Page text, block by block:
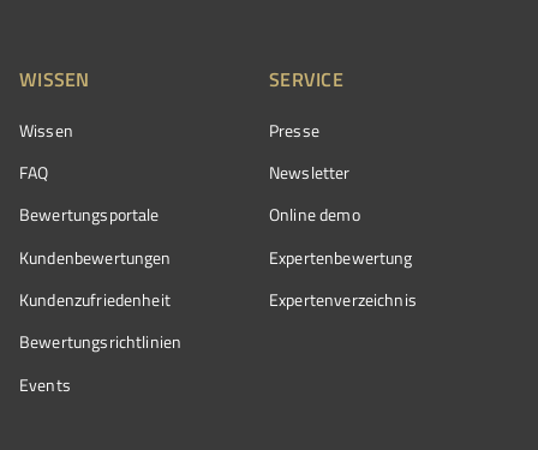
WISSEN
Wissen
FAQ
Bewertungsportale
Kundenbewertungen
Kundenzufriedenheit
Bewertungs­richtlinien
Events
SERVICE
Presse
Newsletter
Online demo
Expertenbewertung
Expertenverzeichnis